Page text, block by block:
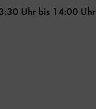
Uhrbis 14:00 Uhr